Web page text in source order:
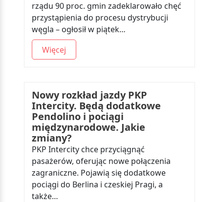
rządu 90 proc. gmin zadeklarowało chęć
przystąpienia do procesu dystrybucji
węgla – ogłosił w piątek…
Więcej
Nowy rozkład jazdy PKP
Intercity. Będą dodatkowe
Pendolino i pociągi
międzynarodowe. Jakie
zmiany?
PKP Intercity chce przyciągnąć
pasażerów, oferując nowe połączenia
zagraniczne. Pojawią się dodatkowe
pociągi do Berlina i czeskiej Pragi, a
także…